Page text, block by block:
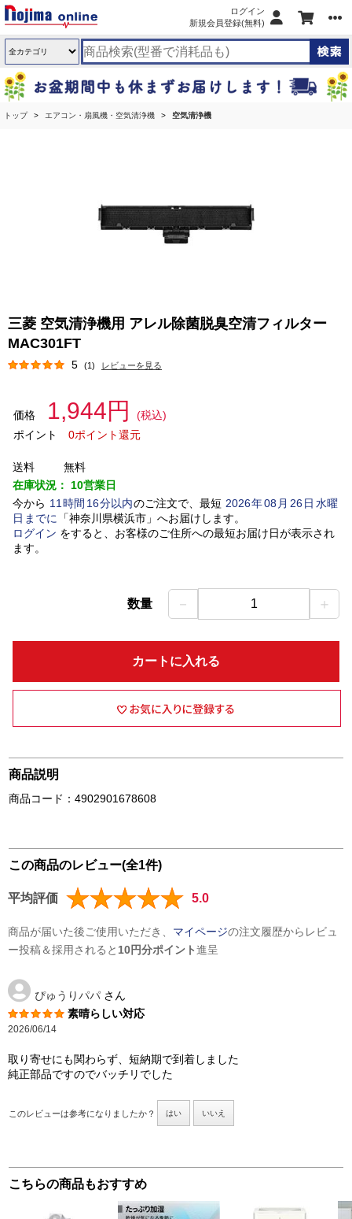
ログイン
新規会員登録(無料)
トップ エアコン・扇風機・空気清浄機 空気清浄機
三菱 空気清浄機用 アレル除菌脱臭空清フィルター
MAC301FT
5 (1) レビューを見る
価格 1,944円
(税込)
ポイント
0ポイント還元
送料
無料
在庫状況： 10営業日
今から 11 時間 16分以内のご注文で、最短 2026年08 月 26日水曜
日 までに 「神奈川県横浜市」 へお届けします。
ログイン をすると、お客様のご住所への最短お届け日が表示され
ます。
数量 － 1 ＋
カートに入れる
商品説明
商品コード：4902901678608
この商品のレビュー(全1件)
平均評価 5.0
商品が届いた後ご使用いただき、 マイページの注文履歴からレビュ
ー投稿＆採用されると 10円分ポイント進呈
ぴゅうりパパ さん
素晴らしい対応
2026/06/14
取り寄せにも関わらず、短納期で到着しました
純正部品ですのでバッチリでした
このレビューは参考になりましたか？ はい いいえ
こちらの商品もおすすめ